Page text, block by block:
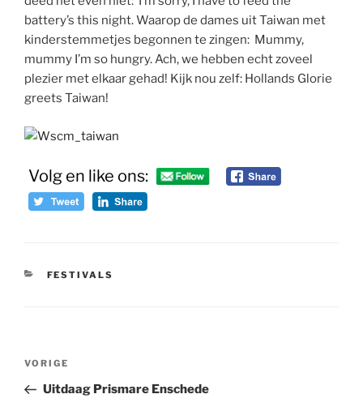
battery’s this night. Waarop de dames uit Taiwan met
kinderstemmetjes begonnen te zingen: Mummy,
mummy I’m so hungry. Ach, we hebben echt zoveel
plezier met elkaar gehad! Kijk nou zelf: Hollands Glorie
greets Taiwan!
Volg en like ons:
CATEGORIEËN
FESTIVALS
Bericht
Vorig
bericht
VORIGE
Uitdaag Prismare Enschede